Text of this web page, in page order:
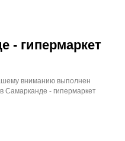
- гипермаркет
вниманию выполнен
Самарканде - гипермаркет